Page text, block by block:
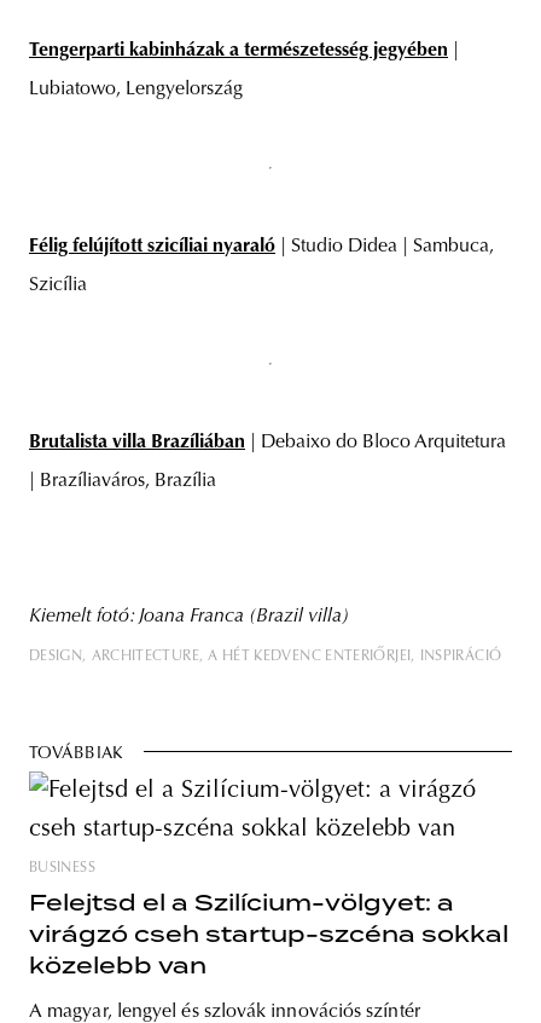
Tengerparti kabinházak a természetesség jegyében
Lubiatowo, Lengyelország
Félig felújított szicíliai nyaraló | Studio Didea | Sambuca,
Szicília
Brutalista villa Brazíliában | Debaixo do Bloco Arquitetura
| Brazíliaváros, Brazília
Kiemelt fotó: Joana Franca (Brazil villa)
DESIGN ARCHITECTURE A HÉT KEDVENC ENTERIŐRJEI INSPIRÁCIÓ
TOVÁBBIAK
BUSINESS
Felejtsd el a Szilícium-völgyet: a
virágzó cseh startup-szcéna sokkal
közelebb van
A magyar, lengyel és szlovák innovációs színtér